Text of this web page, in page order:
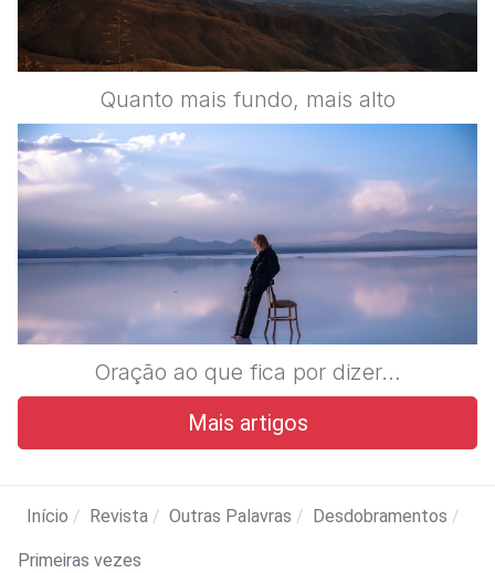
Quanto mais fundo, mais alto
Oração ao que fica por dizer…
Mais artigos
Início Revista Outras Palavras Desdobramentos
Primeiras vezes